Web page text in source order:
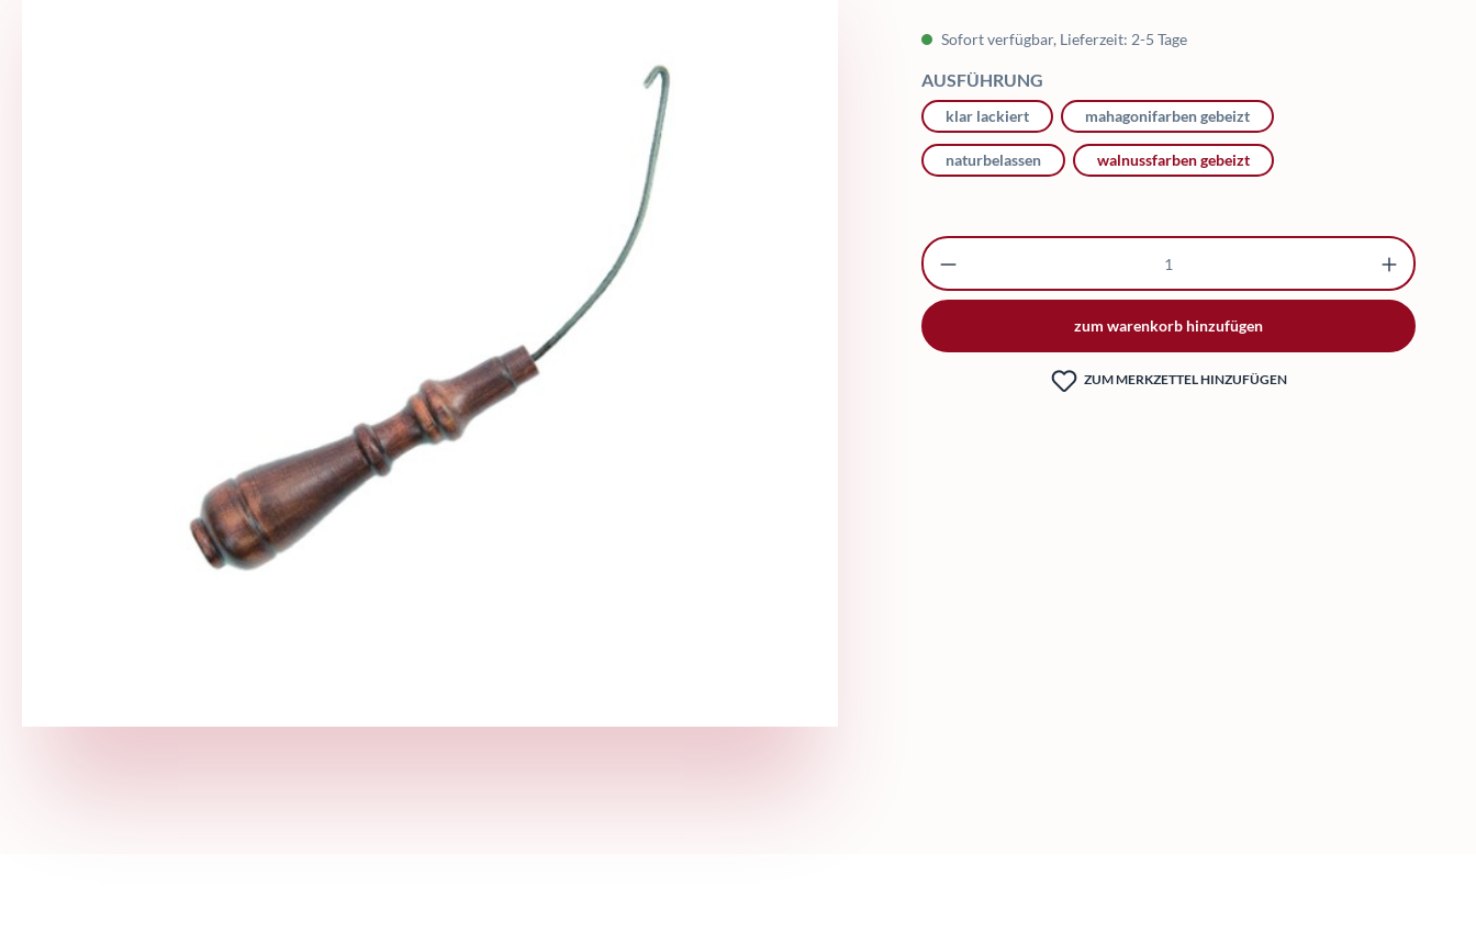
Sofort verfügbar, Lieferzeit: 2-5 Tage
AUSFÜHRUNG
klar lackiert mahagonifarben gebeizt
naturbelassen walnussfarben gebeizt
Produkt Anzahl: Gib den gewünschten Wert
zum warenkorb hinzufügen
ZUM MERKZETTEL HINZUFÜGEN